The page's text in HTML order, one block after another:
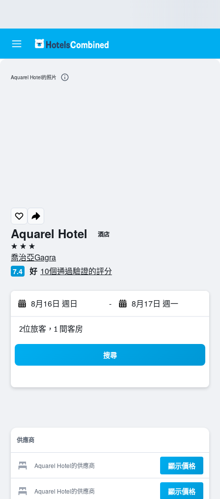
Aquarel Hotel 酒店
3星級
喬治亞Gagra
7.4 好 10個通過驗證的評分
8月16日 週日 - 8月17日 週一
2位旅客，1 間客房
搜尋
供應商
Aquarel Hotel的供應商 顯示價格
Aquarel Hotel的供應商 顯示價格
Aquarel Hotel的照片